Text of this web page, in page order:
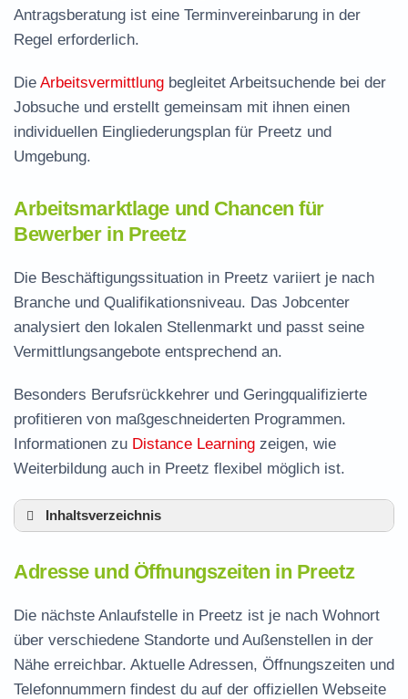
Antragsberatung ist eine Terminvereinbarung in der
Regel erforderlich.
Die Arbeitsvermittlung begleitet Arbeitsuchende bei der
Jobsuche und erstellt gemeinsam mit ihnen einen
individuellen Eingliederungsplan für Preetz und
Umgebung.
Arbeitsmarktlage und Chancen für
Bewerber in Preetz
Die Beschäftigungssituation in Preetz variiert je nach
Branche und Qualifikationsniveau. Das Jobcenter
analysiert den lokalen Stellenmarkt und passt seine
Vermittlungsangebote entsprechend an.
Besonders Berufsrückkehrer und Geringqualifizierte
profitieren von maßgeschneiderten Programmen.
Informationen zu Distance Learning zeigen, wie
Weiterbildung auch in Preetz flexibel möglich ist.
Inhaltsverzeichnis
Leistungen der Arbeitsvermittlung in Preetz
Termin vereinbaren und Bürgergeld beantragen
Jobcenter Plön – zuständige Stelle
Stellenangebote und Jobbörse in Preetz
Adresse und Öffnungszeiten in Preetz
Die nächste Anlaufstelle in Preetz ist je nach Wohnort
über verschiedene Standorte und Außenstellen in der
Nähe erreichbar. Aktuelle Adressen, Öffnungszeiten und
Telefonnummern findest du auf der offiziellen Webseite